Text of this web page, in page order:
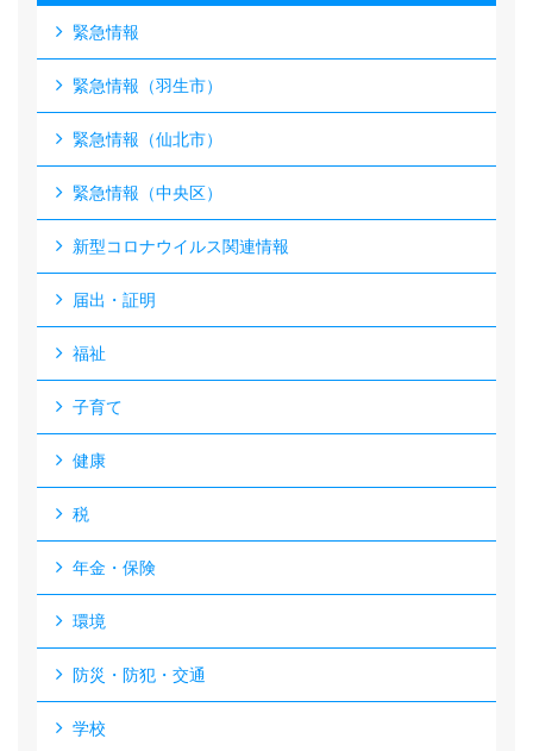
緊急情報
緊急情報（羽生市）
緊急情報（仙北市）
緊急情報（中央区）
新型コロナウイルス関連情報
届出・証明
福祉
子育て
健康
税
年金・保険
環境
防災・防犯・交通
学校